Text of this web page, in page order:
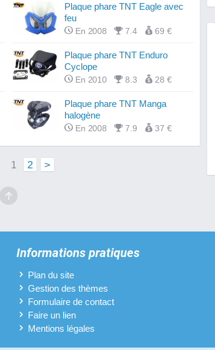
Plaque phare TNT Eagle avec
feu
En 2008 7.4 69 €
Plaque phare TNT Enduro
Cyclope
En 2010 8.3 28 €
Plaque phare TNT Manga
halogène
En 2008 7.9 37 €
1 2 >
Informations pratiques
Plan du site
Gestion des thèmes
Formulaire de contact
Faire un lien
Mentions légales